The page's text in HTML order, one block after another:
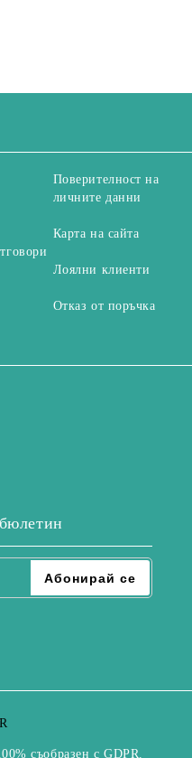
Поверителност на
личните данни
Карта на сайта
Лоялни клиенти
Отказ от поръчка
съобразен с GDPR.